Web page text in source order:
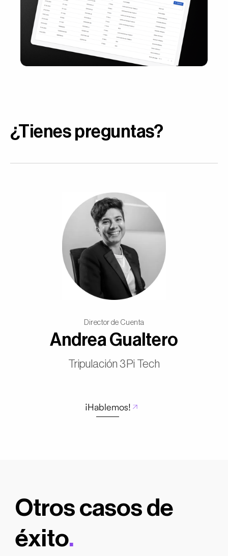
¿Tienes preguntas?
Director de Cuenta
Andrea Gualtero
Tripulación 3Pi Tech
¡Hablemos!
Otros casos de
éxito.